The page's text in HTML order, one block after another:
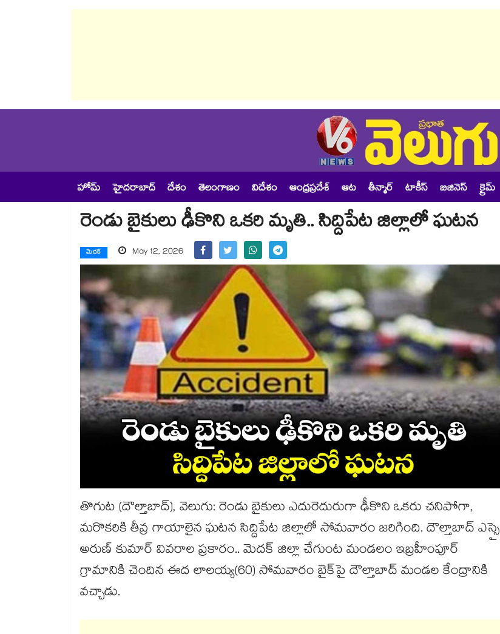
హోమ్ హైదరాబాద్ దేశం తెలంగాణం విదేశం ఆంధ్రప్రదేశ్ ఆట తీన్మార్ టాకీస్ బిజినెస్ క్రైమ్
రెండు బైకులు ఢీకొని ఒకరి మృతి.. సిద్దిపేట జిల్లాలో ఘటన
మెదక్ May 12, 2026
తొగుట (దౌల్తాబాద్), వెలుగు: రెండు బైకులు ఎదురెదురుగా ఢీకొని ఒకరు చనిపోగా,
మరొకరికి తీవ్ర గాయాలైన ఘటన సిద్దిపేట జిల్లాలో సోమవారం జరిగింది. దౌల్తాబాద్ ఎస్సై
అరుణ్ కుమార్ వివరాల ప్రకారం.. మెదక్ జిల్లా చేగుంట మండలం ఇబ్రహీంపూర్
గ్రామానికి చెందిన ఈద లాలయ్య(60) సోమవారం బైక్‌‌‌‌‌‌‌‌‌‌‌‌‌‌‌‌పై దౌల్తాబాద్ మండల కేంద్రానికి
వచ్చాడు.